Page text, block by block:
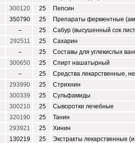
300120 25
Пепсин
350790 25
Препараты ферментные
– 25
Сабур (высушенный сок
292511 25
Сахарин
– 25
Составы для углекислых
300650 25
Спирт нашатырный
– 25
Средства лекарственные,
293990 25
Стрихнин
300339 25
Сульфамиды
300210 25
Сыворотки лечебные
320190 25
Танин
293921 25
Хинин
130219 25 Экстракты лекарственные